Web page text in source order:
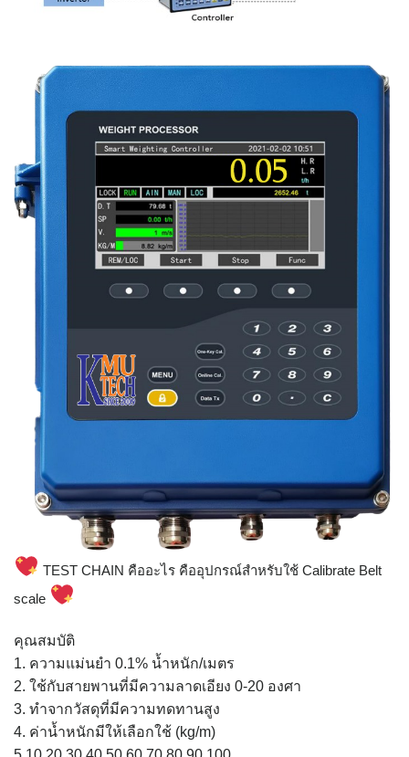
TEST CHAIN คืออะไร คืออุปกรณ์สำหรับใช้ Calibrate Belt
scale
คุณสมบัติ
1. ความแม่นยำ 0.1% น้ำหนัก/เมตร
2. ใช้กับสายพานที่มีความลาดเอียง 0-20 องศา
3. ทำจากวัสดุที่มีความทดทานสูง
4. ค่าน้ำหนักมีให้เลือกใช้ (kg/m)